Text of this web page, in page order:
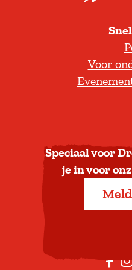
Voor
Speciaal voor
je in voor